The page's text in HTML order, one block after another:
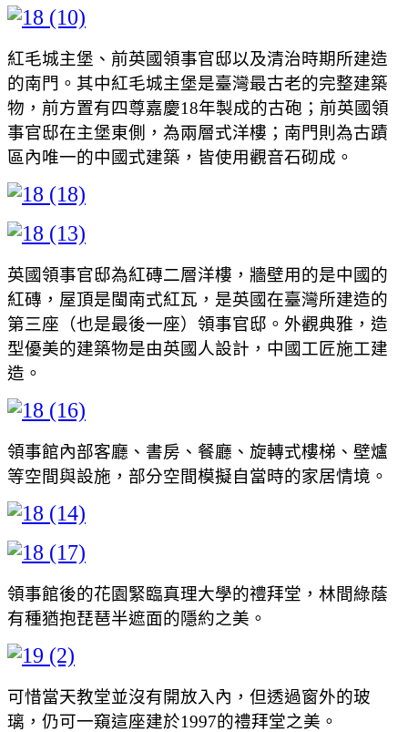
紅毛城主堡、前英國領事官邸以及清治時期所建造
的南門。其中紅毛城主堡是臺灣最古老的完整建築
物，前方置有四尊嘉慶18年製成的古砲；前英國領
事官邸在主堡東側，為兩層式洋樓；南門則為古蹟
區內唯一的中國式建築，皆使用觀音石砌成。
英國領事官邸為紅磚二層洋樓，牆壁用的是中國的
紅磚，屋頂是閩南式紅瓦，是英國在臺灣所建造的
第三座（也是最後一座）領事官邸。外觀典雅，造
型優美的建築物是由英國人設計，中國工匠施工建
造。
領事館內部客廳、書房、餐廳、旋轉式樓梯、壁爐
等空間與設施，部分空間模擬自當時的家居情境。
領事館後的花園緊臨真理大學的禮拜堂，林間綠蔭
有種猶抱琵琶半遮面的隱約之美。
可惜當天教堂並沒有開放入內，但透過窗外的玻
璃，仍可一窺這座建於1997的禮拜堂之美。